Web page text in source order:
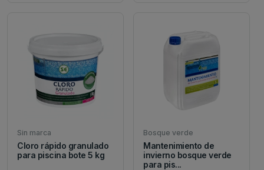
Sin marca
Cloro rápido granulado
para piscina bote 5 kg
Bosque verde
Mantenimiento de
invierno bosque verde
para pis...